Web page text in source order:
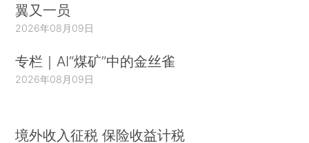
翼又一员
2026年08月09日
专栏｜AI“煤矿”中的金丝雀
2026年08月09日
境外收入征税 保险收益计税